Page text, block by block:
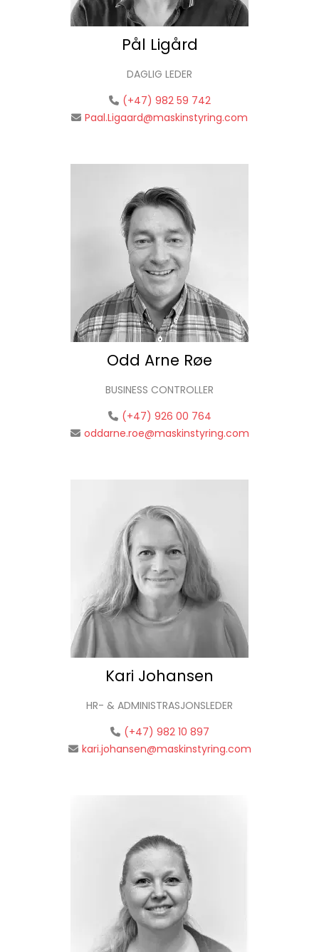
Pål Ligård
DAGLIG LEDER
(+47) 982 59 742
Paal.Ligaard@maskinstyring.com
Odd Arne Røe
BUSINESS CONTROLLER
(+47) 926 00 764
oddarne.roe@maskinstyring.com
Kari Johansen
HR- & ADMINISTRASJONSLEDER
(+47) 982 10 897
kari.johansen@maskinstyring.com